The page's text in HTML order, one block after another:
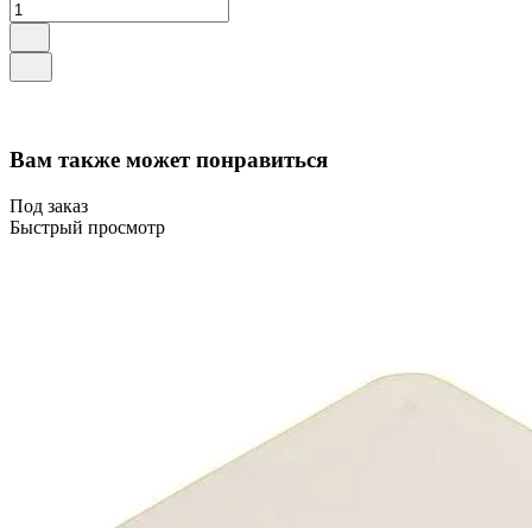
Вам также может понравиться
Под заказ
Быстрый просмотр